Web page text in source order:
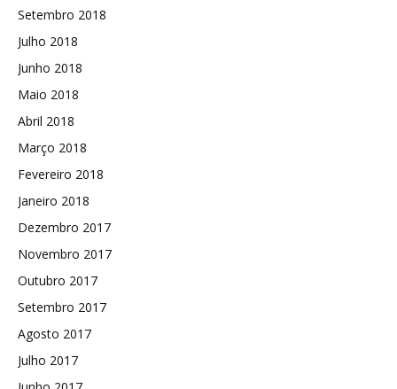
Setembro 2018
Julho 2018
Junho 2018
Maio 2018
Abril 2018
Março 2018
Fevereiro 2018
Janeiro 2018
Dezembro 2017
Novembro 2017
Outubro 2017
Setembro 2017
Agosto 2017
Julho 2017